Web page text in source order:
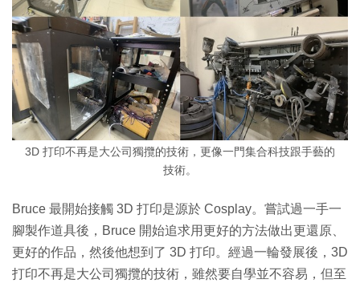
3D 打印不再是大公司獨攬的技術，更像一門集合科技跟手藝的
技術。
Bruce 最開始接觸 3D 打印是源於 Cosplay。嘗試過一手一
腳製作道具後，Bruce 開始追求用更好的方法做出更還原、
更好的作品，然後他想到了 3D 打印。經過一輪發展後，3D
打印不再是大公司獨攬的技術，雖然要自學並不容易，但至